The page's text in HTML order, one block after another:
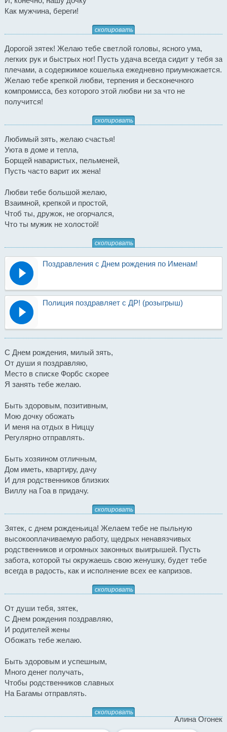
Как мужчина, береги!
скопировать
Дорогой зятек! Желаю тебе светлой головы, ясного ума,
легких рук и быстрых ног! Пусть удача всегда сидит у тебя за
плечами, а содержимое кошелька ежедневно приумножается.
Желаю тебе крепкой любви, терпения и бесконечного
компромисса, без которого этой любви ни за что не
получится!
скопировать
Любимый зять, желаю счастья!
Уюта в доме и тепла,
Борщей наваристых, пельменей,
Пусть часто варит их жена!
Любви тебе большой желаю,
Взаимной, крепкой и простой,
Чтоб ты, дружок, не огорчался,
Что ты мужик не холостой!
скопировать
Поздравления с Днем рождения по Именам!
Полиция поздравляет с ДР! (розыгрыш)
С Днем рождения, милый зять,
От души я поздравляю,
Место в списке Форбс скорее
Я занять тебе желаю.
Быть здоровым, позитивным,
Мою дочку обожать
И меня на отдых в Ниццу
Регулярно отправлять.
Быть хозяином отличным,
Дом иметь, квартиру, дачу
И для родственников близких
Виллу на Гоа в придачу.
скопировать
Зятек, с днем рожденьица! Желаем тебе не пыльную
высокооплачиваемую работу, щедрых ненавязчивых
родственников и огромных законных выигрышей. Пусть
забота, которой ты окружаешь свою женушку, будет тебе
всегда в радость, как и исполнение всех ее капризов.
скопировать
От души тебя, зятек,
С Днем рождения поздравляю,
И родителей жены
Обожать тебе желаю.
Быть здоровым и успешным,
Много денег получать,
Чтобы родственников славных
На Багамы отправлять.
скопировать
Алина Огонек